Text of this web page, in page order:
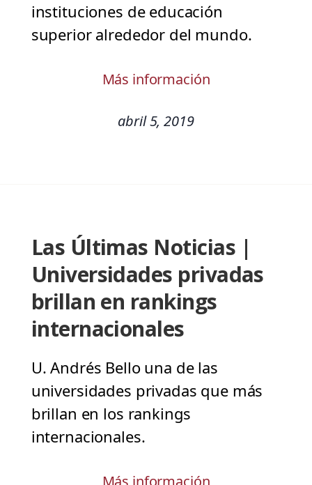
instituciones de educación
superior alrededor del mundo.
Más información
abril 5, 2019
Las Últimas Noticias |
Universidades privadas
brillan en rankings
internacionales
U. Andrés Bello una de las
universidades privadas que más
brillan en los rankings
internacionales.
Más información